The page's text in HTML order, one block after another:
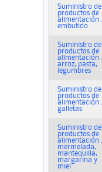
Suministro de
productos de
alimentación .
embutido
Suministro de
productos de
alimentación .
arroz, pasta,
legumbres
Suministro de
productos de
alimentación .
galletas
Suministro de
productos de
alimentación .
mermelada,
mantequilla,
margarina y
miel